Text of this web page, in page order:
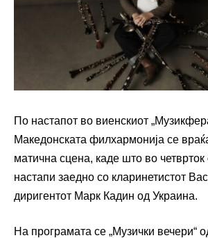
По настапот во виенскиот
Македонската филхармонија се
матична сцена, каде што во четврток
настапи заедно со кларинетистот
диригентот Марк Кадин од Украина.
На програмата се „Музички вечери“